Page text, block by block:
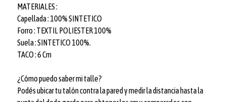
MATERIALES :
Capellada : 100% SINTETICO
Forro : TEXTIL POLIESTER 100%
Suela : SINTETICO 100%.
TACO : 6 Cm
¿Cómo puedo saber mi talle?
Podés ubicar tu talón contra la pared y medir la distancia hasta la